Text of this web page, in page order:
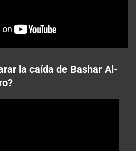
la caída de Bashar Al-